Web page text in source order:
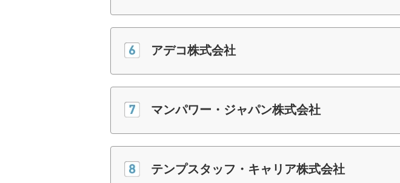
アデコ株式会社
マンパワー・ジャパン株式会社
テンプスタッフ・キャリア株式会社